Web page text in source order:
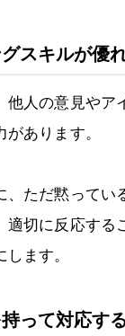
スキルが優
他人の意見やア
あります。
、ただ黙ってい
適切に反応する
ます。
って対応す